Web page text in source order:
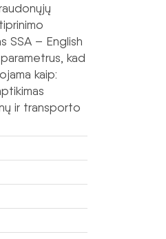
SSA – English
kad
kaip:
ir transporto